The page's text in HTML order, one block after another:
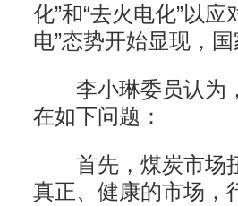
化”和“去火电化”以
电”态势开始显现，
李小琳委员认为，
在如下问题：
首先，煤炭市场扭
真正、健康的市场，